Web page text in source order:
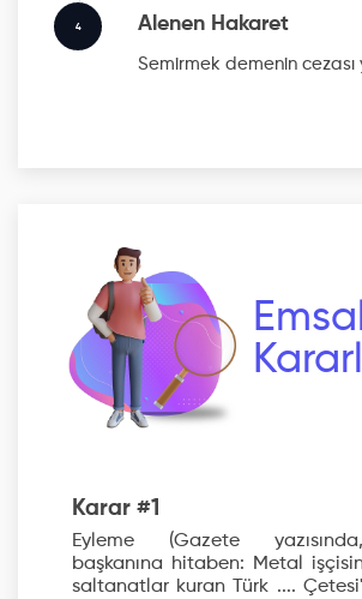
4 Alenen Hakaret
Semirmek demenin cezası
Emsal
Karar #1
Eyleme (Gazete
başkanına hitaben: Metal
saltanatlar kuran Türk ....